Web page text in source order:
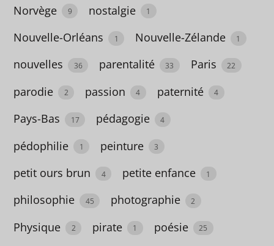
Arts
du
fil
astronomie
Australie
Norvège 9 nostalgie 1
Nouvelle-Orléans 1 Nouvelle-Zélande 1
nouvelles 36 parentalité 33 Paris 22
parodie 2 passion 4 paternité 4
Pays-Bas 17 pédagogie 4
pédophilie 1 peinture 3
petit ours brun 4 petite enfance 1
philosophie 45 photographie 2
Physique 2 pirate 1 poésie 25